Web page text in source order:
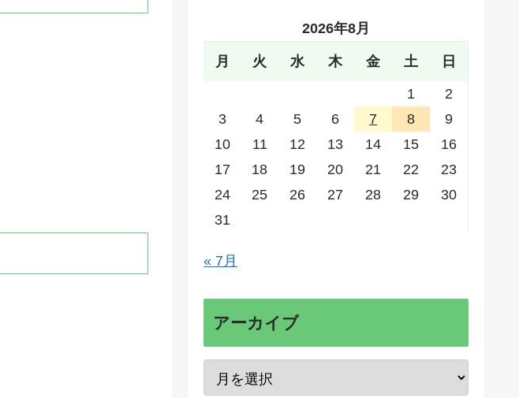
2026年8月
月 火 水 木 金 土 日
1
2
3
4 5 6 7 8
9
10
11 12 13 14 15
16
17
18 19 20 21 22
23
24
25 26 27 28 29
30
31
« 7月
アーカイブ